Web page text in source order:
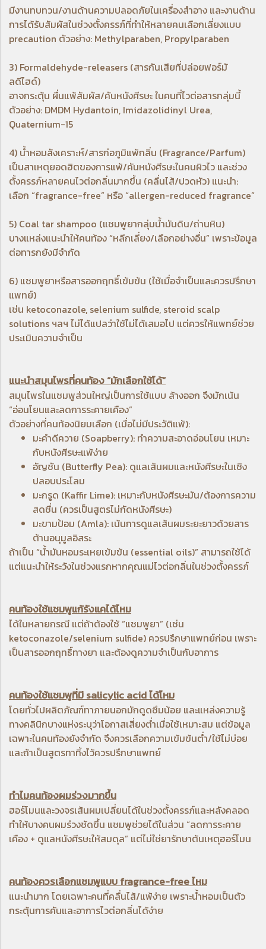
มีงานทบทวน/งานด้านความปลอดภัยในเครื่องสำอาง และงานด้าน
การได้รับสัมผัสในช่วงตั้งครรภ์ที่ทำให้หลายคนเลือกเลี่ยงแบบ
precaution ตัวอย่าง: Methylparaben, Propylparaben
3) Formaldehyde-releasers (สารกันเสียที่ปล่อยฟอร์มั
ลดีไฮด์)
อาจกระตุ้น ผื่นแพ้สัมผัส/คันหนังศีรษะ ในคนที่ไวต่อสารกลุ่มนี้
ตัวอย่าง: DMDM Hydantoin, Imidazolidinyl Urea,
Quaternium-15
4) น้ำหอมสังเคราะห์/สารก่อภูมิแพ้กลิ่น (Fragrance/Parfum)
เป็นสาเหตุยอดฮิตของการแพ้/คันหนังศีรษะในคนผิวไว และช่วง
ตั้งครรภ์หลายคนไวต่อกลิ่นมากขึ้น (คลื่นไส้/ปวดหัว) แนะนำ:
เลือก “fragrance-free” หรือ “allergen-reduced fragrance”
5) Coal tar shampoo (แชมพูยากลุ่มน้ำมันดิน/ถ่านหิน)
บางแหล่งแนะนำให้คนท้อง “หลีกเลี่ยง/เลือกอย่างอื่น” เพราะข้อมูล
ต่อทารกยังมีจำกัด
6) แชมพูยาหรือสารออกฤทธิ์เข้มข้น (ใช้เมื่อจำเป็นและควรปรึกษา
แพทย์)
เช่น ketoconazole, selenium sulfide, steroid scalp
solutions ฯลฯ ไม่ได้แปลว่าใช้ไม่ได้เสมอไป แต่ควรให้แพทย์ช่วย
ประเมินความจำเป็น
แนะนำสมุนไพรที่คนท้อง “มักเลือกใช้ได้”
สมุนไพรในแชมพูส่วนใหญ่เป็นการใช้แบบ ล้างออก จึงมักเน้น
“อ่อนโยนและลดการระคายเคือง”
ตัวอย่างที่คนท้องนิยมเลือก (เมื่อไม่มีประวัติแพ้):
มะคำดีควาย (Soapberry): ทำความสะอาดอ่อนโยน เหมาะ
กับหนังศีรษะแพ้ง่าย
อัญชัน (Butterfly Pea): ดูแลเส้นผมและหนังศีรษะในเชิง
ปลอบประโลม
มะกรูด (Kaffir Lime): เหมาะกับหนังศีรษะมัน/ต้องการความ
สดชื่น (ควรเป็นสูตรไม่กัดหนังศีรษะ)
มะขามป้อม (Amla): เน้นการดูแลเส้นผมระยะยาวด้วยสาร
ต้านอนุมูลอิสระ
ถ้าเป็น “น้ำมันหอมระเหยเข้มข้น (essential oils)” สามารถใช้ได้
แต่แนะนำให้ระวังในช่วงแรกหากคุณแม่ไวต่อกลิ่นในช่วงตั้งครรภ์
คนท้องใช้แชมพูแก้รังแคได้ไหม
ได้ในหลายกรณี แต่ถ้าต้องใช้ “แชมพูยา” (เช่น
ketoconazole/selenium sulfide) ควรปรึกษาแพทย์ก่อน เพราะ
เป็นสารออกฤทธิ์ทางยา และต้องดูความจำเป็นกับอาการ
คนท้องใช้แชมพูที่มี salicylic acid ได้ไหม
โดยทั่วไปผลิตภัณฑ์ทาภายนอกมักดูดซึมน้อย และแหล่งความรู้
ทางคลินิกบางแห่งระบุว่าโอกาสเสี่ยงต่ำเมื่อใช้เหมาะสม แต่ข้อมูล
เฉพาะในคนท้องยังจำกัด จึงควรเลือกความเข้มข้นต่ำ/ใช้ไม่บ่อย
และถ้าเป็นสูตรทาทิ้งไว้ควรปรึกษาแพทย์
ทำไมคนท้องผมร่วงมากขึ้น
ฮอร์โมนและวงจรเส้นผมเปลี่ยนได้ในช่วงตั้งครรภ์และหลังคลอด
ทำให้บางคนผมร่วงชัดขึ้น แชมพูช่วยได้ในส่วน “ลดการระคาย
เคือง + ดูแลหนังศีรษะให้สมดุล” แต่ไม่ใช่ยารักษาต้นเหตุฮอร์โมน
คนท้องควรเลือกแชมพูแบบ fragrance-free ไหม
แนะนำมาก โดยเฉพาะคนที่คลื่นไส้/แพ้ง่าย เพราะน้ำหอมเป็นตัว
กระตุ้นการคันและอาการไวต่อกลิ่นได้ง่าย